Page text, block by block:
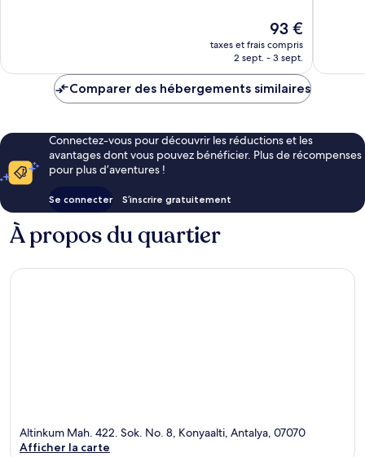
Le
nouveau
prix
de
93 €
taxes et frais compris
2 sept. - 3 sept.
Comparer des hébergements similaires
Connectez-vous pour découvrir les réductions et les
avantages dont vous pouvez bénéficier. Plus de récompenses
pour plus d’aventures !
Se connecter S’inscrire gratuitement
À propos du quartier
Altinkum Mah. 422. Sok. No. 8, Konyaalti, Antalya, 07070
Afficher la carte